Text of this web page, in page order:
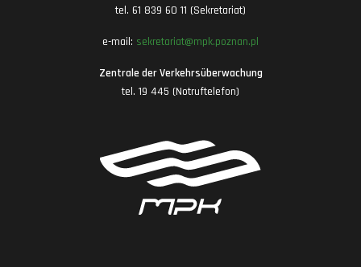
tel. 61 839 60 11 (Sekretariat)
e-mail: sekretariat@mpk.poznan.pl
Zentrale der Verkehrsüberwachung
tel. 19 445 (Notruftelefon)